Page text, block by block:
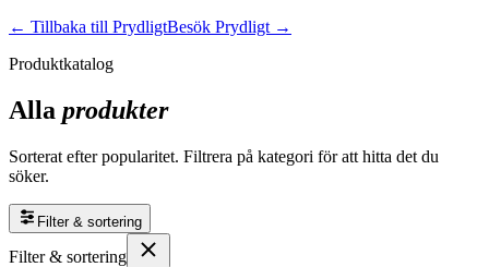
← Tillbaka till PrydligtBesök Prydligt →
Produktkatalog
Alla produkter
Sorterat efter popularitet. Filtrera på kategori för att hitta det du
söker.
Filter & sortering
Filter & sortering